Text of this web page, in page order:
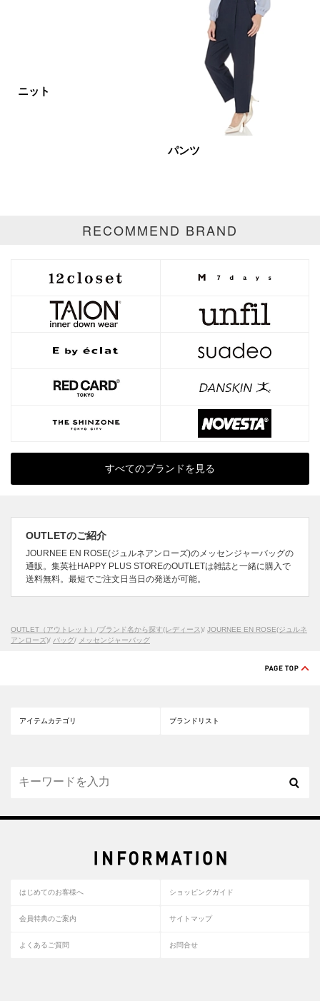
グレー
オレンジ
ピンク
ブルー
シルバー
ニット
パンツ
RECOMMEND BRAND
すべてのブランドを見る
OUTLETのご紹介
JOURNEE EN ROSE(ジュルネアンローズ)のメッセンジャーバッグの
通販。集英社HAPPY PLUS STOREのOUTLETは雑誌と一緒に購入で
送料無料。最短でご注文日当日の発送が可能。
OUTLET（アウトレット） /ブランド名から探す(レディース)/ JOURNEE EN ROSE(ジュルネ
アンローズ)/ バッグ/ メッセンジャーバッグ
アイテムカテゴリ ブランドリスト
はじめてのお客様へ ショッピングガイド
会員特典のご案内 サイトマップ
よくあるご質問 お問合せ